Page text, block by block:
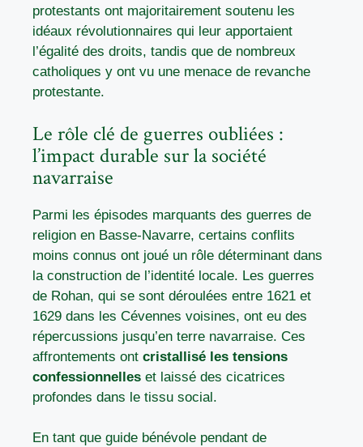
protestants ont majoritairement soutenu les
idéaux révolutionnaires qui leur apportaient
l’égalité des droits, tandis que de nombreux
catholiques y ont vu une menace de revanche
protestante.
Le rôle clé de guerres oubliées :
l’impact durable sur la société
navarraise
Parmi les épisodes marquants des guerres de
religion en Basse-Navarre, certains conflits
moins connus ont joué un rôle déterminant dans
la construction de l’identité locale. Les guerres
de Rohan, qui se sont déroulées entre 1621 et
1629 dans les Cévennes voisines, ont eu des
répercussions jusqu’en terre navarraise. Ces
affrontements ont cristallisé les tensions
confessionnelles et laissé des cicatrices
profondes dans le tissu social.
En tant que guide bénévole pendant de